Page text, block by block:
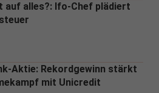
auf alles?: Ifo-Chef plädiert
Aktie: Rekordgewinn stärkt
mit Unicredit